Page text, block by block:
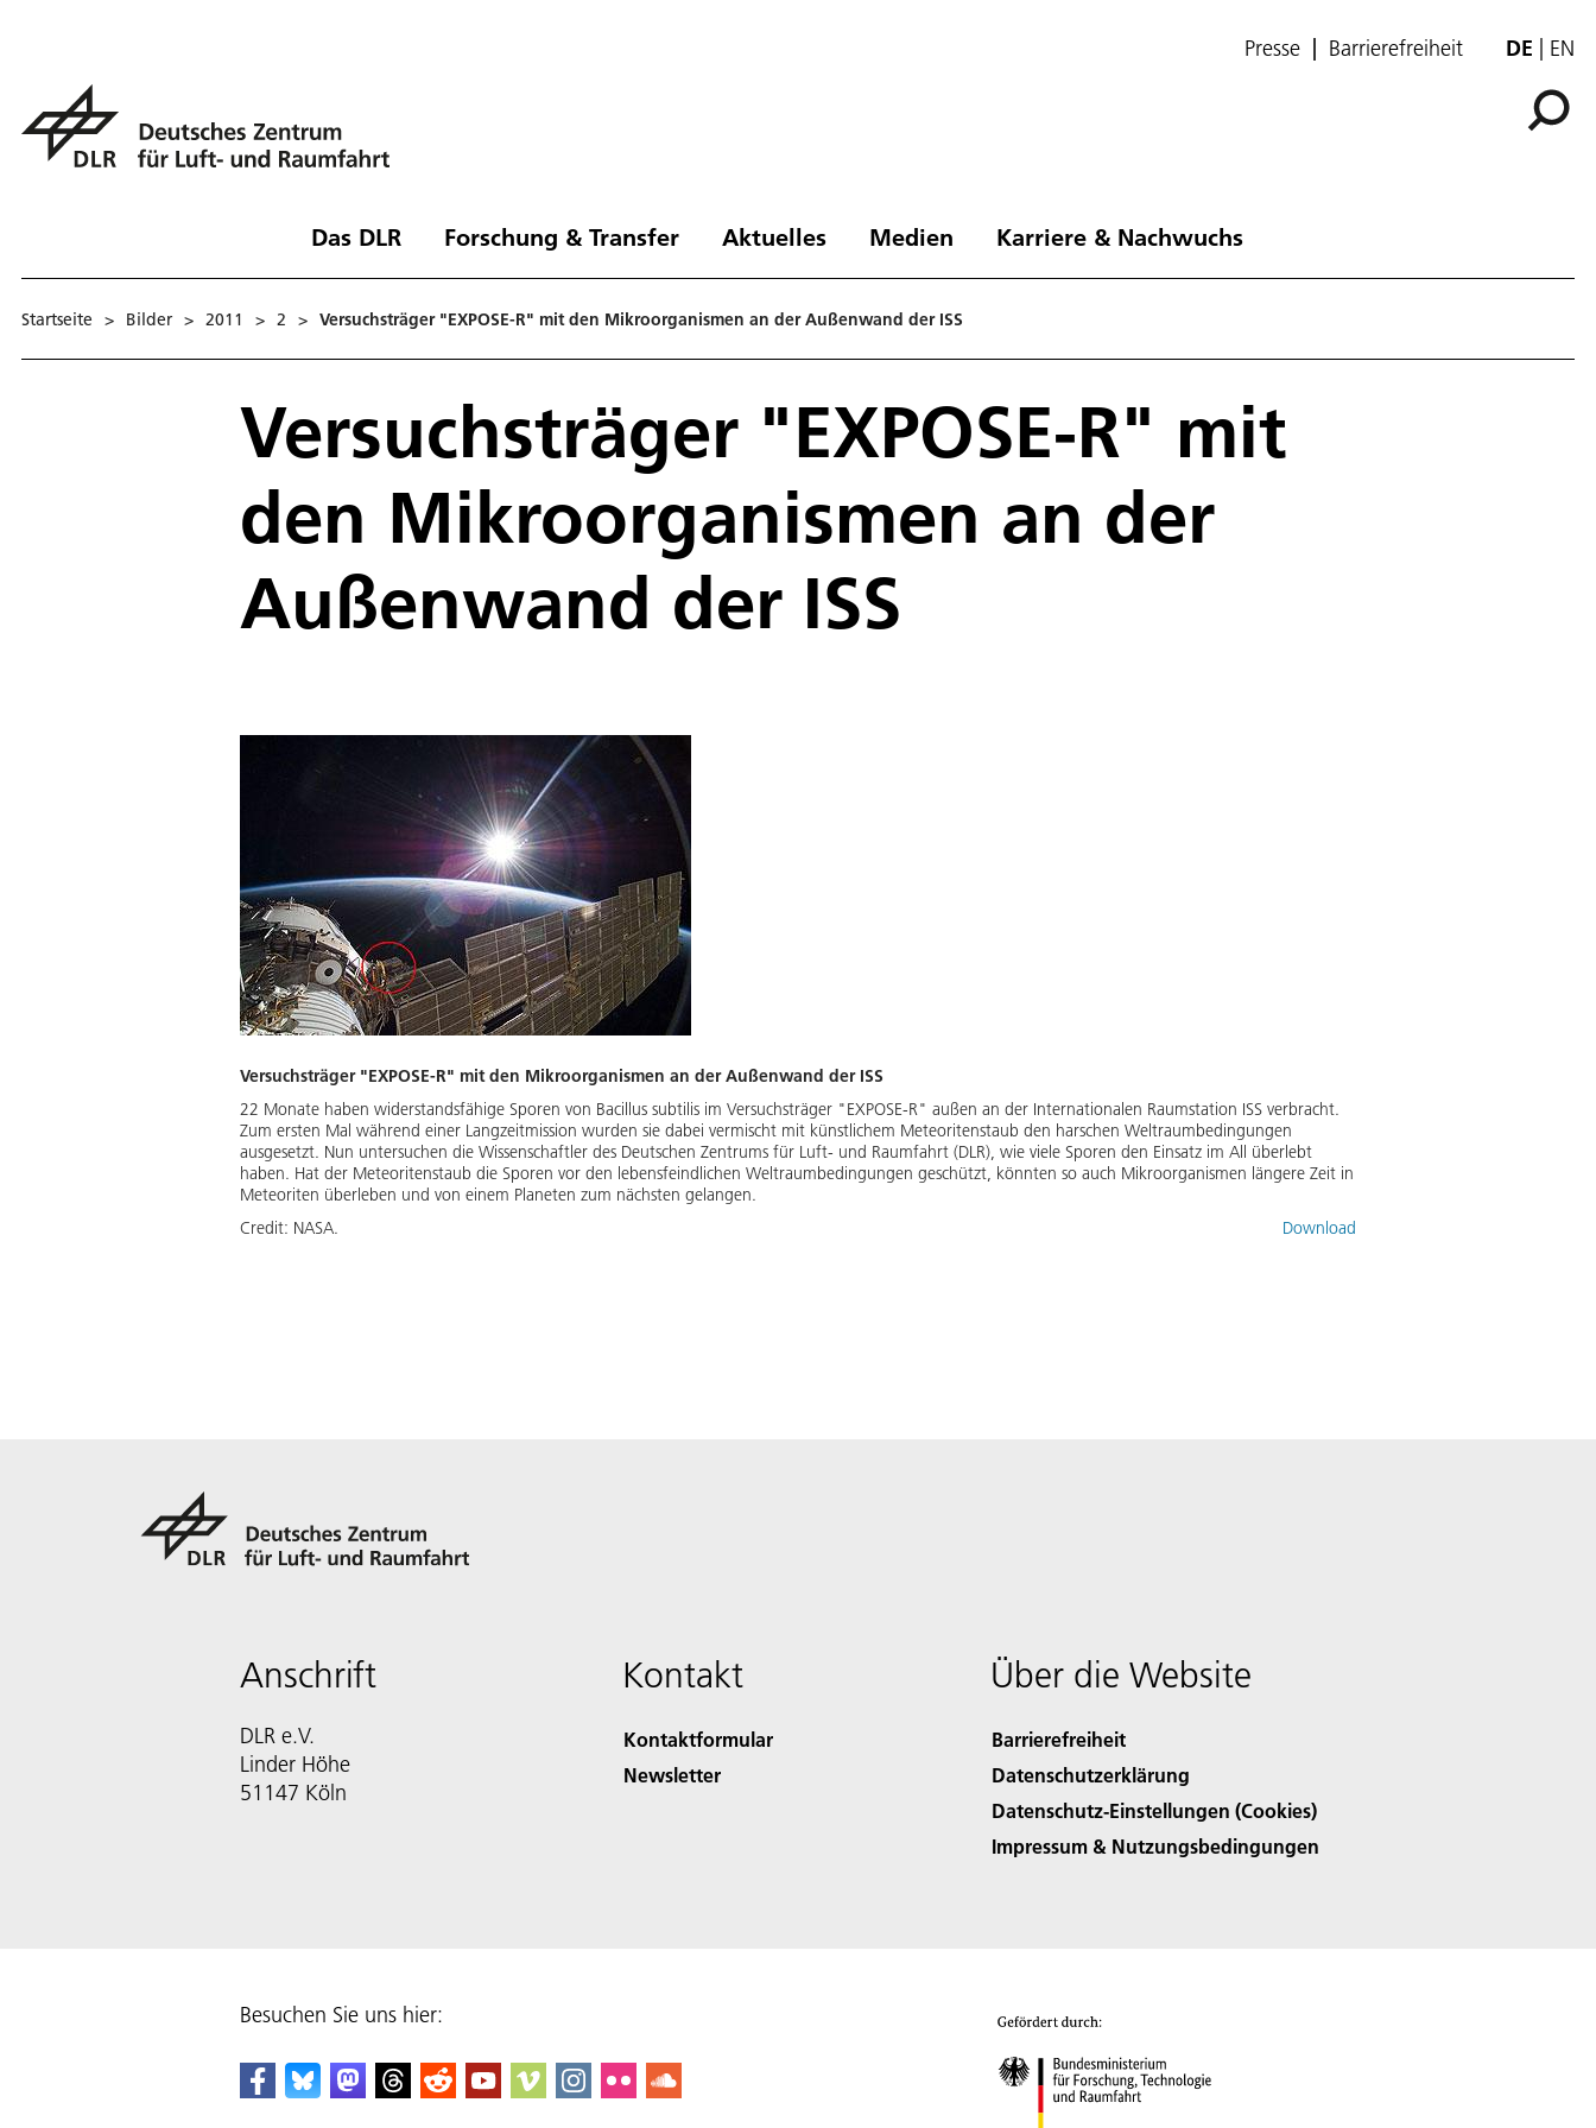
Presse Barrierefreiheit DE EN
Das DLR Forschung & Transfer Aktuelles Medien Karriere & Nachwuchs
Startseite > Bilder > 2011 > 2 > Versuchsträger "EXPOSE-R" mit den Mikroorganismen an der Außenwand der ISS
Versuchsträger "EXPOSE-R" mit
den Mikroorganismen an der
Außenwand der ISS
Versuchsträger "EXPOSE-R" mit den Mikroorganismen an der Außenwand der ISS
22 Monate haben widerstandsfähige Sporen von Bacillus subtilis im Versuchsträger "EXPOSE-R" außen an der Internationalen Raumstation ISS verbracht.
Zum ersten Mal während einer Langzeitmission wurden sie dabei vermischt mit künstlichem Meteoritenstaub den harschen Weltraumbedingungen
ausgesetzt. Nun untersuchen die Wissenschaftler des Deutschen Zentrums für Luft- und Raumfahrt (DLR), wie viele Sporen den Einsatz im All überlebt
haben. Hat der Meteoritenstaub die Sporen vor den lebensfeindlichen Weltraumbedingungen geschützt, könnten so auch Mikroorganismen längere Zeit in
Meteoriten überleben und von einem Planeten zum nächsten gelangen.
Credit: NASA. Download
Anschrift
DLR e.V.
Linder Höhe
51147 Köln
Kontakt
Kontaktformular
Newsletter
Über die Website
Barrierefreiheit
Datenschutzerklärung
Datenschutz-Einstellungen (Cookies)
Impressum & Nutzungsbedingungen
Besuchen Sie uns hier: